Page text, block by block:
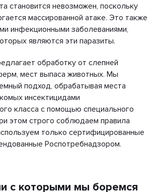
становится невозможен, поскольку
массированной атаке. Это также
инфекционными заболеваниями,
являются эти паразиты.
обработку от слепней
мест выпаса животных. Мы
подход, обрабатывая места
инсектицидами
класса с помощью специального
этом строго соблюдаем правила
только сертифицированные
Роспотребнадзором.
с которыми мы боремся